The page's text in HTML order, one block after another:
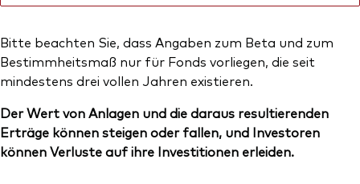
Bitte beachten Sie, dass Angaben zum Beta und zum
Bestimmheitsmaß nur für Fonds vorliegen, die seit
mindestens drei vollen Jahren existieren.
Der Wert von Anlagen und die daraus resultierenden
Erträge können steigen oder fallen, und Investoren
können Verluste auf ihre Investitionen erleiden.